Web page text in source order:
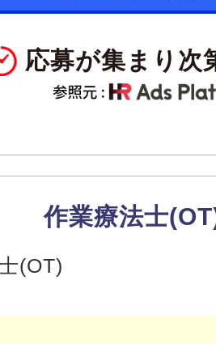
応募が集まり次
作業療法士
(OT)